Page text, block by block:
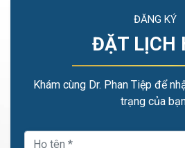
ĐĂNG KÝ
ĐẶT LỊCH
Khám cùng Dr. Phan Tiệp để
trạng của